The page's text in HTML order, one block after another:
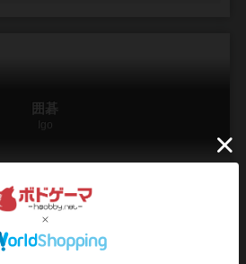
囲碁
Igo
ラクトゲーム。 進行パターンは、宇宙に